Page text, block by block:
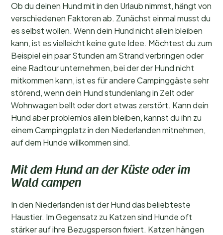
Ob du deinen Hund mit in den Urlaub nimmst, hängt von
verschiedenen Faktoren ab. Zunächst einmal musst du
es selbst wollen. Wenn dein Hund nicht allein bleiben
kann, ist es vielleicht keine gute Idee. Möchtest du zum
Beispiel ein paar Stunden am Strand verbringen oder
eine Radtour unternehmen, bei der der Hund nicht
mitkommen kann, ist es für andere Campinggäste sehr
störend, wenn dein Hund stundenlang in Zelt oder
Wohnwagen bellt oder dort etwas zerstört. Kann dein
Hund aber problemlos allein bleiben, kannst du ihn zu
einem Campingplatz in den Niederlanden mitnehmen,
auf dem Hunde willkommen sind.
Mit dem Hund an der Küste oder im
Wald campen
In den Niederlanden ist der Hund das beliebteste
Haustier. Im Gegensatz zu Katzen sind Hunde oft
stärker auf ihre Bezugsperson fixiert. Katzen hängen